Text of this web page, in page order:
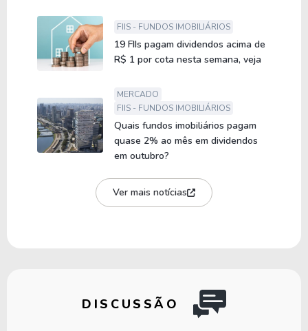
FIIS - FUNDOS IMOBILIÁRIOS
19 FIIs pagam dividendos acima de
R$ 1 por cota nesta semana, veja
MERCADO
FIIS - FUNDOS IMOBILIÁRIOS
Quais fundos imobiliários pagam
quase 2% ao mês em dividendos
em outubro?
Ver mais notícias
DISCUSSÃO